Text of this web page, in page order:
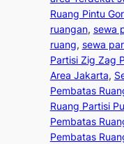
Ruang Pintu
ruangan, sewa
ruang, sewa
Partisi Zig Zag
Area Jakarta,
Pembatas
Ruang Partisi
Pembatas
Pembatas